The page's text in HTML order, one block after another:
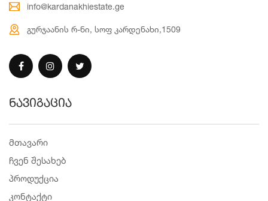
info@kardanakhiestate.ge
გურჯაანის რ-ნი, სოფ კარდენახი,1509
ნავიგაცია
მთავარი
ჩვენ შესახებ
პროდუქცია
კონტაქტი